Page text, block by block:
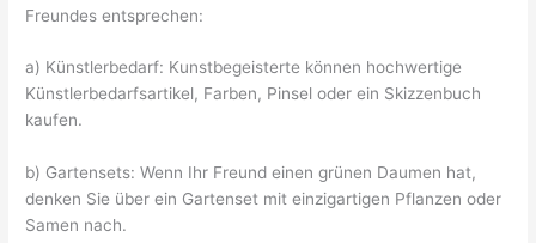
Freundes entsprechen:
a) Künstlerbedarf: Kunstbegeisterte können hochwertige
Künstlerbedarfsartikel, Farben, Pinsel oder ein Skizzenbuch
kaufen.
b) Gartensets: Wenn Ihr Freund einen grünen Daumen hat,
denken Sie über ein Gartenset mit einzigartigen Pflanzen oder
Samen nach.